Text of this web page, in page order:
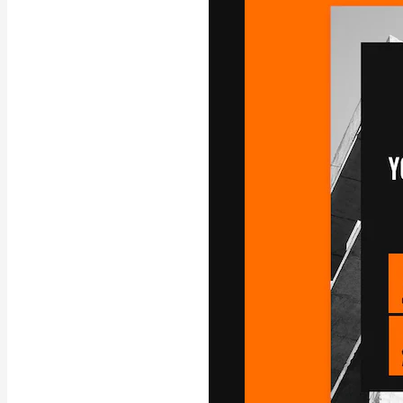
La
migliori lavori.
creativi,
Copyright © 2010-